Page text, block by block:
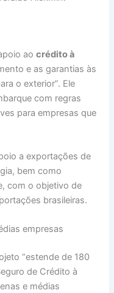
aocrédito à
e as garantias às
o exterior”. Ele
com regras
para empresas que
a exportações de
bem como
com o objetivo de
brasileiras.
empresas
“estende de 180
de Crédito à
e médias